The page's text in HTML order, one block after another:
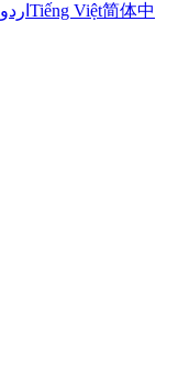
اردو Tiếng Việt简体中